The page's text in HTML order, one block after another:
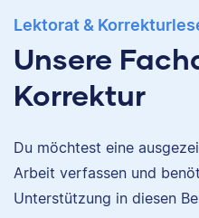
Lektorat &
Unsere
Korrektur
Du möchtest eine
Arbeit verfassen und
Unterstützung in diesen
Wirtschaftskommunikation
unterstützt sie
Studierende nicht nur als
Lektorin, sondern auch
hilfreicher Artikel für
unsere